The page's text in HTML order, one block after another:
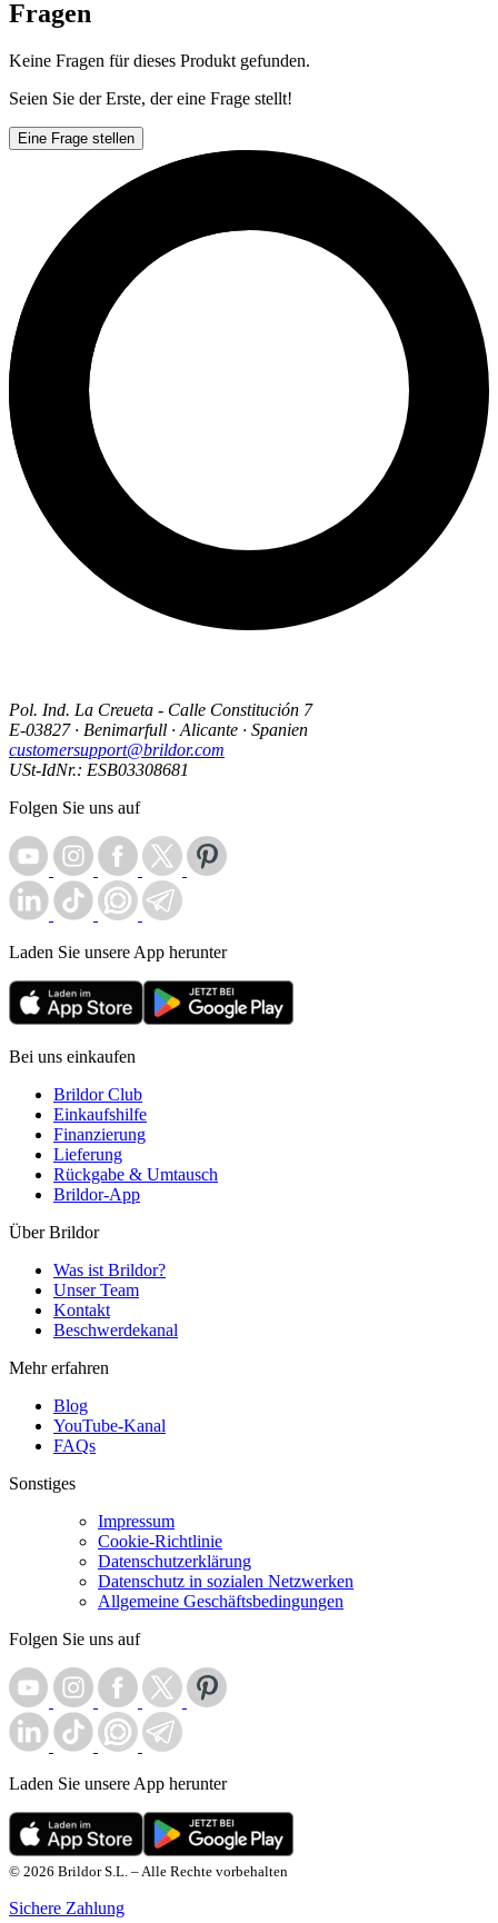
Fragen
Keine Fragen für dieses Produkt gefunden.
Seien Sie der Erste, der eine Frage stellt!
Eine Frage stellen
Pol. Ind. La Creueta - Calle Constitución 7
E-03827 · Benimarfull · Alicante · Spanien
customersupport@brildor.com
USt-IdNr.: ESB03308681
Folgen Sie uns auf
Laden Sie unsere App herunter
Bei uns einkaufen
Brildor Club
Einkaufshilfe
Finanzierung
Lieferung
Rückgabe & Umtausch
Brildor-App
Über Brildor
Was ist Brildor?
Unser Team
Kontakt
Beschwerdekanal
Mehr erfahren
Blog
YouTube-Kanal
FAQs
Sonstiges
Impressum
Cookie-Richtlinie
Datenschutzerklärung
Datenschutz in sozialen Netzwerken
Allgemeine Geschäftsbedingungen
Folgen Sie uns auf
Laden Sie unsere App herunter
© 2026 Brildor S.L. – Alle Rechte vorbehalten
Sichere Zahlung